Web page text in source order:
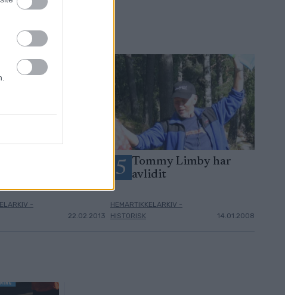
-
22.02.2013
5 Tommy Limby har
avlidit
HEMARTIKKELARKIV -
HISTORISK
14.01.2008